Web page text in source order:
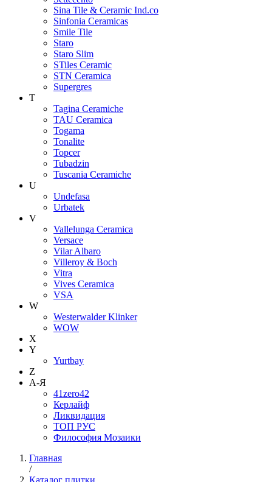
Sina Tile & Ceramic Ind.co
Sinfonia Ceramicas
Smile Tile
Staro
Staro Slim
STiles Ceramic
STN Ceramica
Supergres
T
Tagina Ceramiche
TAU Ceramica
Togama
Tonalite
Topcer
Tubadzin
Tuscania Ceramiche
U
Undefasa
Urbatek
V
Vallelunga Ceramica
Versace
Vilar Albaro
Villeroy & Boch
Vitra
Vives Ceramica
VSA
W
Westerwalder Klinker
WOW
X
Y
Yurtbay
Z
А-Я
41zero42
Керлайф
Ликвидация
ТОП РУС
Философия Мозаики
Главная
/
Каталог плитки